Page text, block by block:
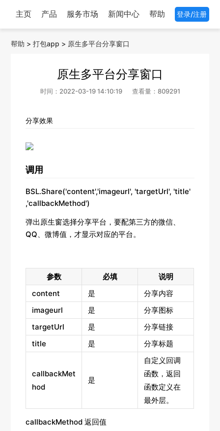
主页 产品 服务市场 新闻中心 帮助 登录/注册
帮助 >打包app > 原生多平台分享窗口
原生多平台分享窗口
时间：2022-03-19 14:10:19 查看量：809291
分享效果
调用
BSL.Share('content','imageurl', 'targetUrl', 'title'
,'callbackMethod')
弹出原生窗选择分享平台，要配第三方的微信、
QQ、微博值，才显示对应的平台。
参数 必填
说明
content
是
分享内容
imageurl
是
分享图标
targetUrl
是
分享链接
title
是 分享标题
callbackMet
hod
是
自定义回调
函数，返回
函数定义在
最外层。
callbackMethod 返回值